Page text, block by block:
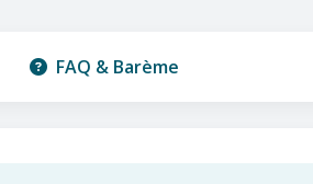
FAQ & Barème